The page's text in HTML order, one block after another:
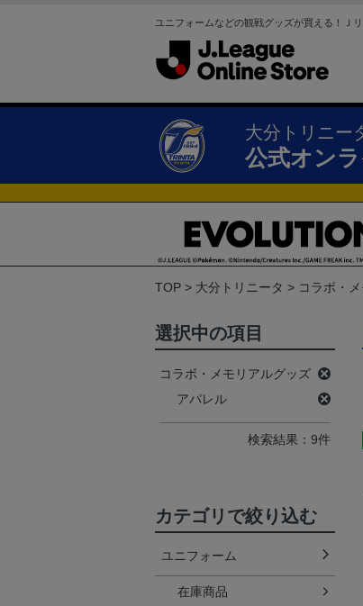
ユニフォームなどの観戦グッズが買える！Ｊ
大分トリニー
公式オン
TOP 大分トリニータ コラボ・
選択中の項目
コラボ・メモリアルグッズ
アパレル
検索結果：9件
カテゴリで絞り込む
ユニフォーム
在庫商品